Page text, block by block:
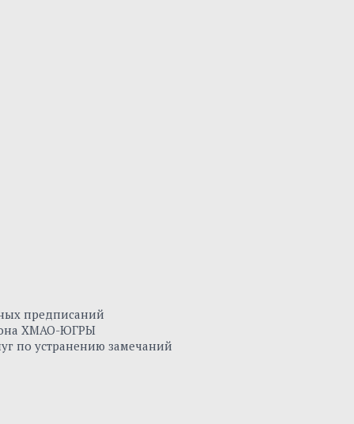
предписаний
ХМАО-ЮГРЫ
по устранению замечаний